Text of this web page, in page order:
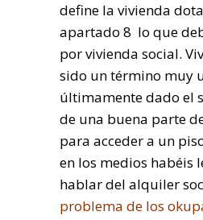
define la vivienda
apartado 8 lo que
por vivienda social.
sido un término muy
últimamente dado el
de una buena parte
para acceder a un
en los medios habéis
hablar del alquiler
problema de los